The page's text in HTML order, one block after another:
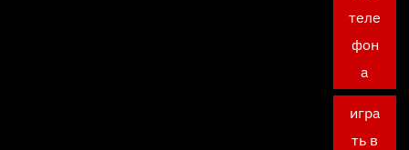
теле
фон
а
игра
ть в